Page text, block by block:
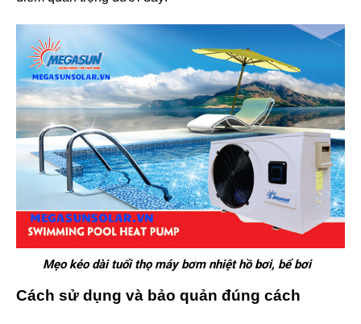
Mẹo kéo dài tuổi thọ máy bơm nhiệt hồ bơi, bể bơi
Cách sử dụng và bảo quản đúng cách